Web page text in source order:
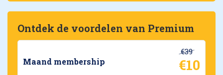
Ontdek de voordelen van Premium
Maand membership
€39
€10